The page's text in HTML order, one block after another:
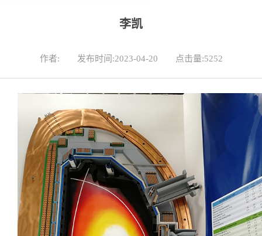
李凯
作者: 发布时间:2023-04-20 点击量:5252